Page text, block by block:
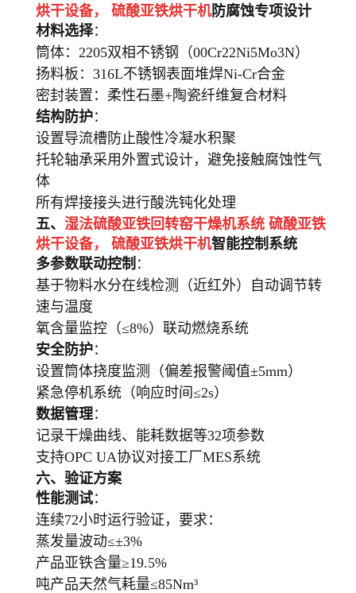
烘干设备， 硫酸亚铁烘干机防腐蚀专项设计
材料选择：
筒体：2205双相不锈钢（00Cr22Ni5Mo3N）
扬料板：316L不锈钢表面堆焊Ni-Cr合金
密封装置：柔性石墨+陶瓷纤维复合材料
结构防护：
设置导流槽防止酸性冷凝水积聚
托轮轴承采用外置式设计，避免接触腐蚀性气
体
所有焊接接头进行酸洗钝化处理
五、 湿法硫酸亚铁回转窑干燥机系统 硫酸亚铁
烘干设备，
硫酸亚铁烘干机智能控制系统
多参数联动控制 ：
基于物料水分在线检测（近红外）自动调节转
速与温度
氧含量监控（≤8%）联动燃烧系统
安全防护：
设置筒体挠度监测（偏差报警阈值±5mm）
紧急停机系统（响应时间≤2s）
数据管理：
记录干燥曲线、能耗数据等32项参数
支持OPC UA协议对接工厂MES系统
六、验证方案
性能测试：
连续72小时运行验证，要求：
蒸发量波动≤±3%
产品亚铁含量≥19.5%
吨产品天然气耗量≤85Nm³